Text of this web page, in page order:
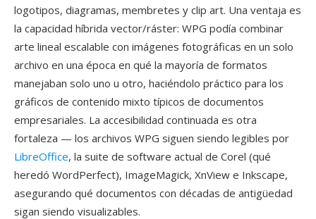
logotipos, diagramas, membretes y clip art. Una ventaja es
la capacidad híbrida vector/ráster: WPG podía combinar
arte lineal escalable con imágenes fotográficas en un solo
archivo en una época en qué la mayoría de formatos
manejaban solo uno u otro, haciéndolo práctico para los
gráficos de contenido mixto típicos de documentos
empresariales. La accesibilidad continuada es otra
fortaleza — los archivos WPG siguen siendo legibles por
LibreOffice, la suite de software actual de Corel (qué
heredó WordPerfect), ImageMagick, XnView e Inkscape,
asegurando qué documentos con décadas de antigüedad
sigan siendo visualizables.